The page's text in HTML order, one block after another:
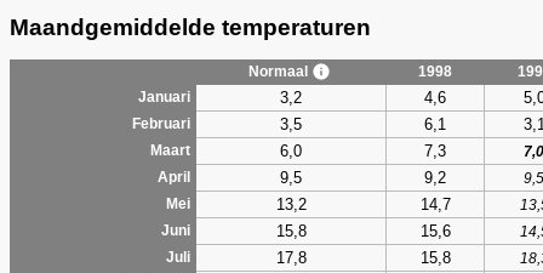
Maandgemiddelde temperaturen
Normaal 1998
Januari
3,2 4,6
Februari 3,5 6,1
Maart 6,0 7,3
7,0
April
9,5 9,2
9,5
Mei
13,2 14,7
Juni
15,8 15,6
Juli
17,8 15,8